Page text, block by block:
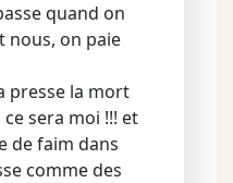
quand on
nous, on paie
presse la mort
sera moi !!! et
de faim dans
comme des